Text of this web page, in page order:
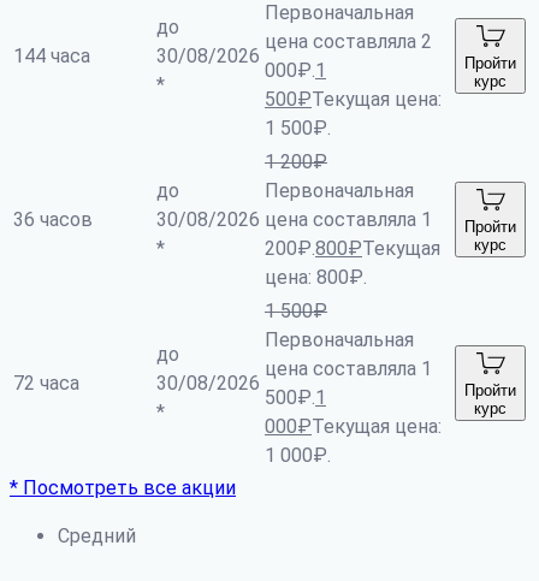
144 часа
до
30/08/2026
*
Первоначальная
цена составляла 2
000₽.1
500₽Текущая цена:
1 500₽.
Пройти
курс
36 часов
до
30/08/2026
*
1 200₽
Первоначальная
цена составляла 1
200₽.800₽Текущая
цена: 800₽.
Пройти
курс
72 часа
до
30/08/2026
*
1 500₽
Первоначальная
цена составляла 1
500₽.1
000₽Текущая цена:
1 000₽.
Пройти
курс
* Посмотреть все акции
Средний